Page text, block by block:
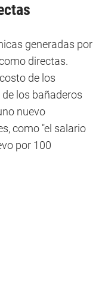
generadas por
directas.
de los
los bañaderos
nuevo
como "el salario
por 100